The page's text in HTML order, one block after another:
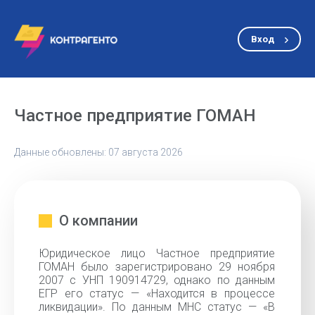
Вход
Частное предприятие ГОМАН
Данные обновлены: 07 августа 2026
О компании
Юридическое лицо Частное предприятие
ГОМАН было зарегистрировано 29 ноября
2007 с УНП 190914729, однако по данным
ЕГР его статус — «Находится в процессе
ликвидации». По данным МНС статус — «В